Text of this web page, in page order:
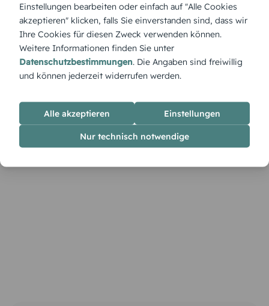
Einstellungen bearbeiten oder einfach auf "Alle Cookies
akzeptieren" klicken, falls Sie einverstanden sind, dass wir
Ihre Cookies für diesen Zweck verwenden können.
Weitere Informationen finden Sie unter
Datenschutzbestimmungen. Die Angaben sind freiwillig
und können jederzeit widerrufen werden.
Alle akzeptieren Einstellungen
Nur technisch notwendige